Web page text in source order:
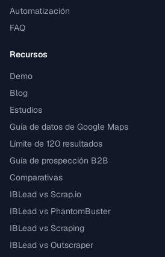
Automatización
FAQ
Recursos
Demo
Blog
Estudios
Guía de datos de Google Maps
Límite de 120 resultados
Guía de prospección B2B
Comparativas
IBLead vs Scrap.io
IBLead vs PhantomBuster
IBLead vs Scraping
IBLead vs Outscraper